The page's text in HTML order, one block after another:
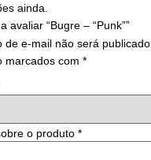
ainda.
avaliar “Bugre – “Punk””
de e-mail não será publicado.
marcados com *
o produto *